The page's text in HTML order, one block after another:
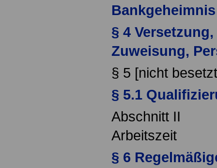
Bankgeheimnis
§ 4
Zuweisung,
§ 5 [nicht
§ 5.1
Abschnitt II
Arbeitszeit
§ 6